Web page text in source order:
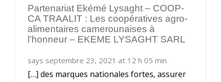
Partenariat Ekémé Lysaght – COOP-
CA TRAALIT : Les coopératives agro-
alimentaires camerounaises à
l’honneur – EKEME LYSAGHT SARL
says septembre 23, 2021 at 12 h 05 min
[…] des marques nationales fortes, assurer